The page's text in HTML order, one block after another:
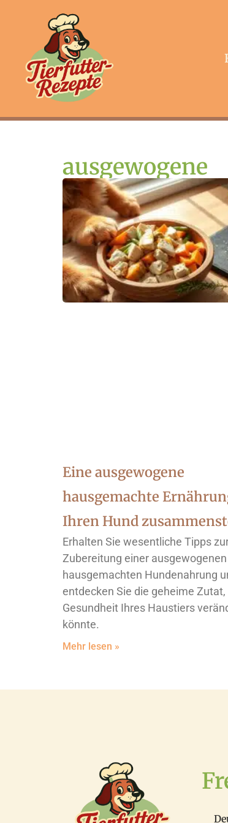
ausgewogene
Eine ausgewogene
hausgemachte
Ihren Hund
Erhalten Sie wesentliche Tipps
Zubereitung einer ausgewogenen
hausgemachten Hundenahrung
entdecken Sie die geheime Zutat,
Gesundheit Ihres Haustiers
könnte.
Mehr lesen »